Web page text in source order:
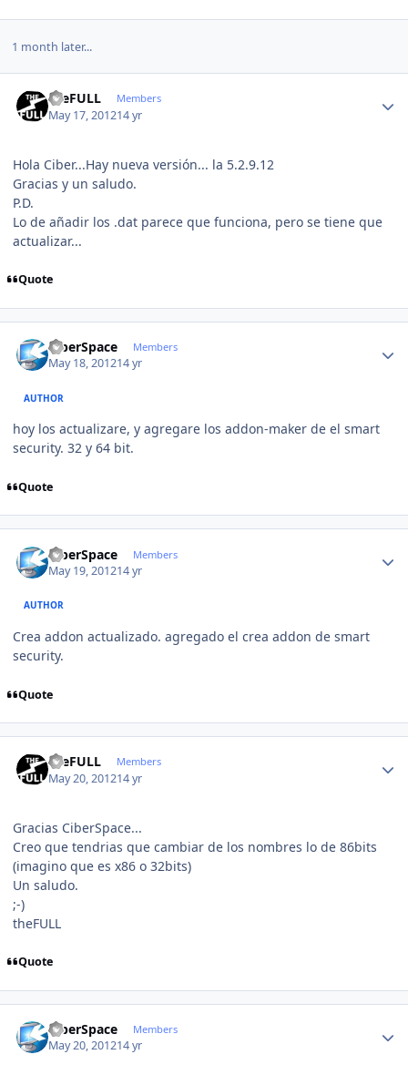
1 month later...
theFULL Members
May 17, 201214 yr
Hola Ciber...Hay nueva versión... la 5.2.9.12
Gracias y un saludo.
P.D.
Lo de añadir los .dat parece que funciona, pero se tiene que
actualizar...
Quote
CiberSpace Members
May 18, 201214 yr
AUTHOR
hoy los actualizare, y agregare los addon-maker de el smart
security. 32 y 64 bit.
Quote
CiberSpace Members
May 19, 201214 yr
AUTHOR
Crea addon actualizado. agregado el crea addon de smart
security.
Quote
theFULL Members
May 20, 201214 yr
Gracias CiberSpace...
Creo que tendrias que cambiar de los nombres lo de 86bits
(imagino que es x86 o 32bits)
Un saludo.
;-)
theFULL
Quote
CiberSpace Members
May 20, 201214 yr